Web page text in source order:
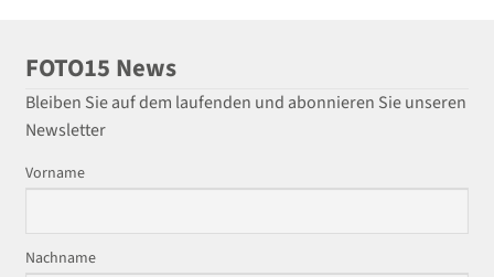
FOTO15 News
Bleiben Sie auf dem laufenden und abonnieren Sie unseren
Newsletter
Vorname
Nachname